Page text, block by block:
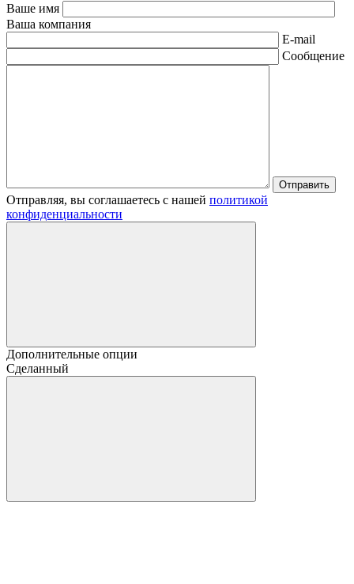
Ваше имя
Ваша компания
E-mail
Сообщение
Отправляя, вы соглашаетесь с нашей политикой
конфиденциальности
Дополнительные опции
Сделанный